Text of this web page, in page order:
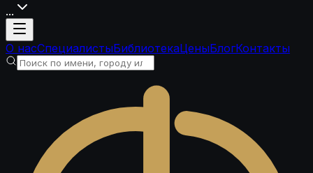
...
Загрузка аккаунта
О насСпециалистыБиблиотекаЦеныБлогКонтакты